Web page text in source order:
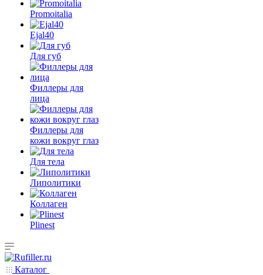
Promoitalia
Ejal40
Для губ
Филлеры для
лица
Филлеры для
кожи вокруг глаз
Для тела
Липолитики
Коллаген
Plinest
Каталог